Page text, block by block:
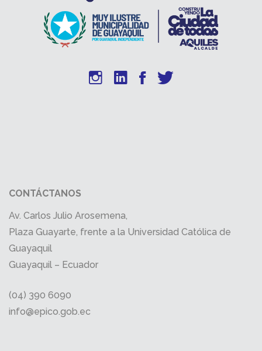
CONTÁCTANOS
Av. Carlos Julio Arosemena,
Plaza Guayarte, frente a la Universidad Católica de
Guayaquil
Guayaquil – Ecuador
(04) 390 6090
info@epico.gob.ec